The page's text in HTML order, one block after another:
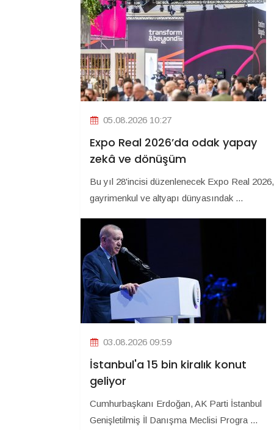
05.08.2026 10:27
Expo Real 2026’da odak yapay
zekâ ve dönüşüm
Bu yıl 28'incisi düzenlenecek Expo Real 2026,
gayrimenkul ve altyapı dünyasındak ...
03.08.2026 09:59
İstanbul'a 15 bin kiralık konut
geliyor
Cumhurbaşkanı Erdoğan, AK Parti İstanbul
Genişletilmiş İl Danışma Meclisi Progra ...